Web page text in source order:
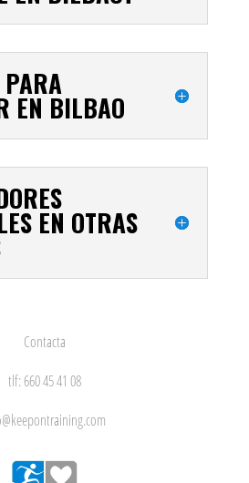
PARA
EN BILBAO
EN OTRAS
Contacta
tlf: 660 45 41 08